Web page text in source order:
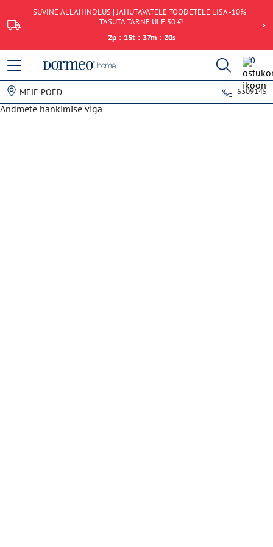
SUVINE ALLAHINDLUS | JAHUTAVATELE TOODETELE LISA -10% |
TASUTA TARNE ÜLE 50 €!
2p : 15t : 37m : 20s
0
MEIE POED 6309145
Andmete hankimise viga